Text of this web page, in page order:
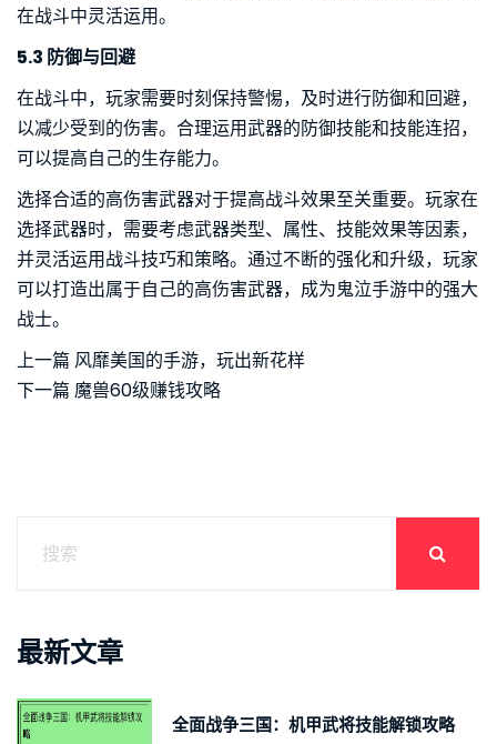
在战斗中灵活运用。
5.3 防御与回避
在战斗中，玩家需要时刻保持警惕，及时进行防御和回避，
以减少受到的伤害。合理运用武器的防御技能和技能连招，
可以提高自己的生存能力。
选择合适的高伤害武器对于提高战斗效果至关重要。玩家在
选择武器时，需要考虑武器类型、属性、技能效果等因素，
并灵活运用战斗技巧和策略。通过不断的强化和升级，玩家
可以打造出属于自己的高伤害武器，成为鬼泣手游中的强大
战士。
上一篇 风靡美国的手游，玩出新花样
下一篇 魔兽60级赚钱攻略
最新文章
全面战争三国：机甲武将技能解锁攻略